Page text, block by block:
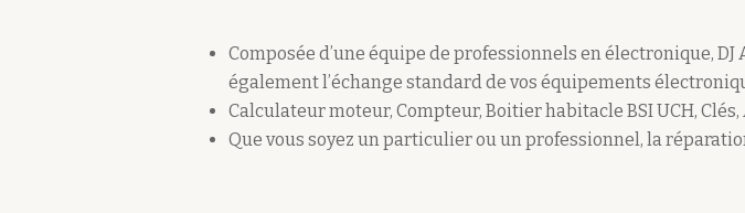
Composée d’une équipe de professionnels en électronique,
également l’échange standard de vos équipements
Calculateur moteur, Compteur, Boitier habitacle BSI UCH,
Que vous soyez un particulier ou un professionnel, la